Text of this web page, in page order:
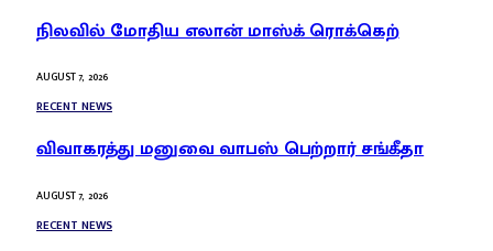
நிலவில் மோதிய எலான் மாஸ்க் ரொக்கெற்
AUGUST 7, 2026
RECENT NEWS
விவாகரத்து மனுவை வாபஸ் பெற்றார் சங்கீதா
AUGUST 7, 2026
RECENT NEWS